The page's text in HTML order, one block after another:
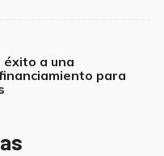
éxito a una
para